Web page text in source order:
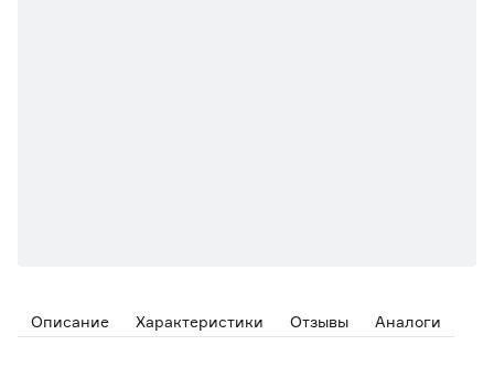
Описание Характеристики Отзывы Аналоги